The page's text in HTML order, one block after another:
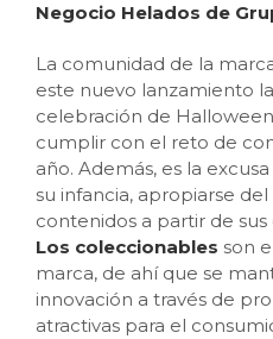
Negocio Helados de
La comunidad de la
este nuevo lanzamiento
celebración de
cumplir con el reto de
año. Además, es la
su infancia, apropiarse del
contenidos a partir de sus
Los coleccionables son
marca, de ahí que se
innovación a través de
atractivas para el